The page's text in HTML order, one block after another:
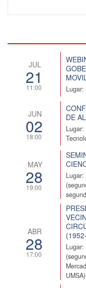
JUL
21
11:00
JUN
02
18:00
DE
MAY
28
19:00
ABR
28
17:00
UMSA)